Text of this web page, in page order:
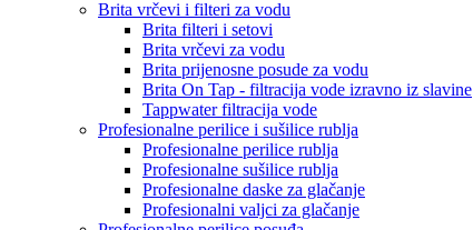
Brita vrčevi i filteri za vodu
Brita filteri i setovi
Brita vrčevi za vodu
Brita prijenosne posude za vodu
Brita On Tap - filtracija vode izravno iz slavine
Tappwater filtracija vode
Profesionalne perilice i sušilice rublja
Profesionalne perilice rublja
Profesionalne sušilice rublja
Profesionalne daske za glačanje
Profesionalni valjci za glačanje